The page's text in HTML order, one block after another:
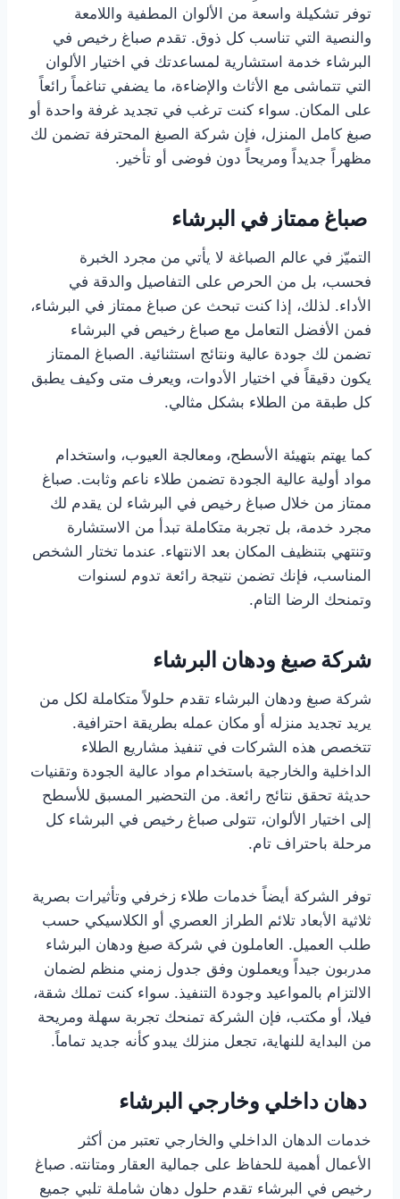
توفر تشكيلة واسعة من الألوان المطفية واللامعة
والنصية التي تناسب كل ذوق. تقدم صباغ رخيص في
البرشاء خدمة استشارية لمساعدتك في اختيار الألوان
التي تتماشى مع الأثاث والإضاءة، ما يضفي تناغماً رائعاً
على المكان. سواء كنت ترغب في تجديد غرفة واحدة أو
صبغ كامل المنزل، فإن شركة الصبغ المحترفة تضمن لك
مظهراً جديداً ومريحاً دون فوضى أو تأخير.
صباغ ممتاز في البرشاء
التميّز في عالم الصباغة لا يأتي من مجرد الخبرة
فحسب، بل من الحرص على التفاصيل والدقة في
الأداء. لذلك، إذا كنت تبحث عن صباغ ممتاز في البرشاء،
فمن الأفضل التعامل مع صباغ رخيص في البرشاء
تضمن لك جودة عالية ونتائج استثنائية. الصباغ الممتاز
يكون دقيقاً في اختيار الأدوات، ويعرف متى وكيف يطبق
كل طبقة من الطلاء بشكل مثالي.
كما يهتم بتهيئة الأسطح، ومعالجة العيوب، واستخدام
مواد أولية عالية الجودة تضمن طلاء ناعم وثابت. صباغ
ممتاز من خلال صباغ رخيص في البرشاء لن يقدم لك
مجرد خدمة، بل تجربة متكاملة تبدأ من الاستشارة
وتنتهي بتنظيف المكان بعد الانتهاء. عندما تختار الشخص
المناسب، فإنك تضمن نتيجة رائعة تدوم لسنوات
وتمنحك الرضا التام.
شركة صبغ ودهان البرشاء
شركة صبغ ودهان البرشاء تقدم حلولاً متكاملة لكل من
يريد تجديد منزله أو مكان عمله بطريقة احترافية.
تتخصص هذه الشركات في تنفيذ مشاريع الطلاء
الداخلية والخارجية باستخدام مواد عالية الجودة وتقنيات
حديثة تحقق نتائج رائعة. من التحضير المسبق للأسطح
إلى اختيار الألوان، تتولى صباغ رخيص في البرشاء كل
مرحلة باحتراف تام.
توفر الشركة أيضاً خدمات طلاء زخرفي وتأثيرات بصرية
ثلاثية الأبعاد تلائم الطراز العصري أو الكلاسيكي حسب
طلب العميل. العاملون في شركة صبغ ودهان البرشاء
مدربون جيداً ويعملون وفق جدول زمني منظم لضمان
الالتزام بالمواعيد وجودة التنفيذ. سواء كنت تملك شقة،
فيلا، أو مكتب، فإن الشركة تمنحك تجربة سهلة ومريحة
من البداية للنهاية، تجعل منزلك يبدو كأنه جديد تماماً.
دهان داخلي وخارجي البرشاء
خدمات الدهان الداخلي والخارجي تعتبر من أكثر
الأعمال أهمية للحفاظ على جمالية العقار ومتانته. صباغ
رخيص في البرشاء تقدم حلول دهان شاملة تلبي جميع